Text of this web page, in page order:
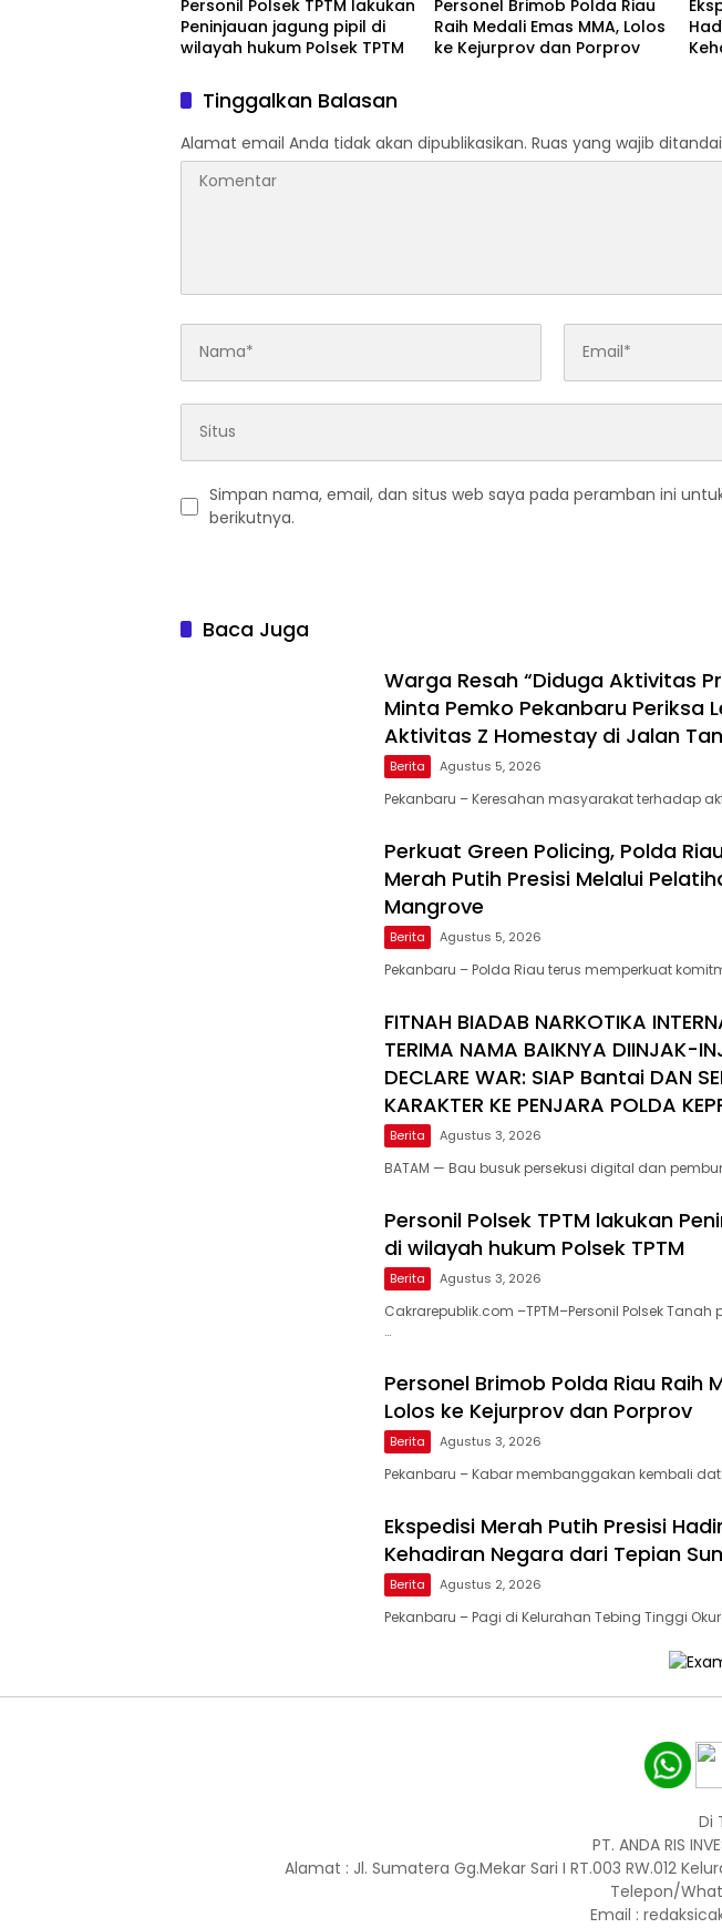
Jalan Tanjung Datuk
KE
Personil Polsek TPTM lakukan
Peninjauan jagung pipil di
wilayah hukum Polsek TPTM
Personel Brimob Polda Riau
Raih Medali Emas MMA, Lolos
ke Kejurprov dan Porprov
Tinggalkan Balasan
Alamat email Anda tidak akan dipublikasikan. Ruas yang wajib ditandai
Simpan nama, email, dan situs web saya pada peramban ini
berikutnya.
Baca Juga
Warga Resah “Diduga Aktivitas
Minta Pemko Pekanbaru Periksa
Aktivitas Z Homestay di Jalan
Berita Agustus 5, 2026
Pekanbaru – Keresahan masyarakat terhadap
Perkuat Green Policing, Polda
Merah Putih Presisi Melalui
Mangrove
Berita Agustus 5, 2026
Pekanbaru – Polda Riau terus memperkuat
FITNAH BIADAB NARKOTIKA
TERIMA NAMA BAIKNYA DIINJAK-
DECLARE WAR: SIAP Bantai DAN
KARAKTER KE PENJARA POLDA
Berita Agustus 3, 2026
BATAM — Bau busuk persekusi digital dan
Personil Polsek TPTM lakukan
di wilayah hukum Polsek TPTM
Berita Agustus 3, 2026
Cakrarepublik.com –TPTM–Personil Polsek
…
Personel Brimob Polda Riau Raih
Lolos ke Kejurprov dan Porprov
Berita Agustus 3, 2026
Pekanbaru – Kabar membanggakan kembali
Ekspedisi Merah Putih Presisi
Kehadiran Negara dari Tepian
Berita Agustus 2, 2026
Pekanbaru – Pagi di Kelurahan Tebing Tinggi
Di
PT. ANDA RIS
Alamat : Jl. Sumatera Gg.Mekar Sari I RT.003 RW.012
Telepon/
Email :